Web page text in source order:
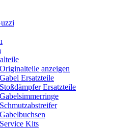
anzeigen
Ersatzteile
Ersatzteile
Kits